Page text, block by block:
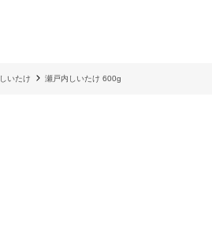
しいたけ 瀬戸内しいたけ 600g